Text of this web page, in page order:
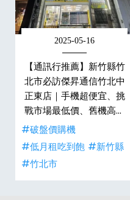
2025-05-16
【通訊行推薦】新竹縣竹
北市必訪傑昇通信竹北中
正東店｜手機超便宜、挑
戰市場最低價、舊機高價
現金回收
#破盤價購機
#低月租吃到飽 #新竹縣
#竹北市